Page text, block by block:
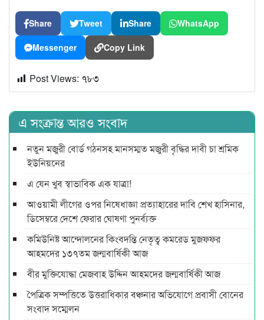
Share Tweet Share WhatsApp
Messenger Copy Link
Post Views: ৭৮৩
এ সংক্রান্ত আরও সংবাদ
নতুন মজুরী বোর্ড গঠনসহ মানসম্মত মজুরী বৃদ্ধির দাবী চা শ্রমিক
ইউনিয়নের
এ যেন খুব স্বাভাবিক এক যাত্রা!
আওয়ামী লীগের ওপর নিষেধাজ্ঞা প্রত্যাহারের দাবি শেখ হাসিনার,
ডিসেম্বরে দেশে ফেরার ঘোষণা পুনর্ব্যক্ত
কমিউনিষ্ট আন্দোলনের কিংবদন্তি নেতৃত্ব কমরেড মুজফ্ফর
আহমদের ১৩৭তম জন্মবার্ষিকী আজ
বীর মুক্তিযোদ্ধা মেজবাহ উদ্দিন আহমদের জন্মবার্ষিকী আজ
পৈত্রিক সম্পত্তিতে উত্তরাধিকার বঞ্চনার অভিযোগে প্রবাসী বোনের
সংবাদ সম্মেলন